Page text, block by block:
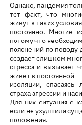
Однако, пандемия
тот факт, что
живут в таких
постоянно. Многие
потому что
пояснений по поводу
создает слишком
стресса и вызывает
живет в постоянной
изоляции,
страха агрессии и
Для них ситуация с
если не ухудшила
положения.